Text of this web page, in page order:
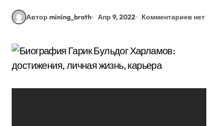
Автор mining_broth Апр 9, 2022 Комментариев нет